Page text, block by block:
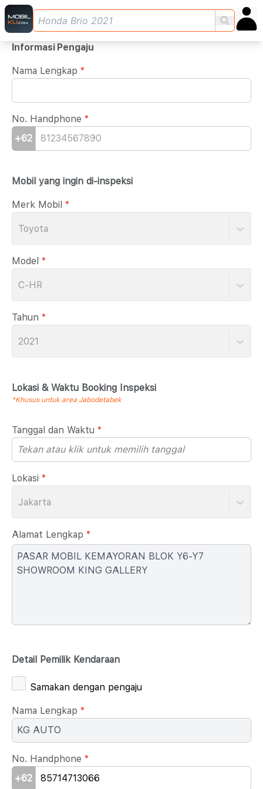
Informasi Pengaju
Nama Lengkap *
No. Handphone *
+62
Mobil yang ingin di-inspeksi
Merk Mobil *
Toyota
Model *
C-HR
Tahun *
2021
Lokasi & Waktu Booking Inspeksi
*Khusus untuk area Jabodetabek
Tanggal dan Waktu *
Lokasi *
Jakarta
Alamat Lengkap *
Detail Pemilik Kendaraan
Samakan dengan pengaju
Nama Lengkap *
No. Handphone *
+62